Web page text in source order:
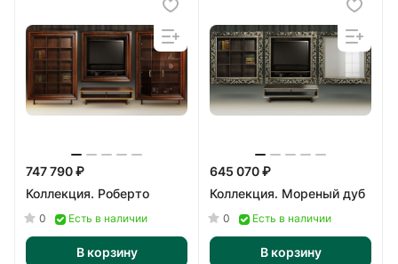
747 790 ₽
Коллекция. Роберто
0 Есть в наличии
В корзину
645 070 ₽
Коллекция. Мореный дуб
0 Есть в наличии
В корзину